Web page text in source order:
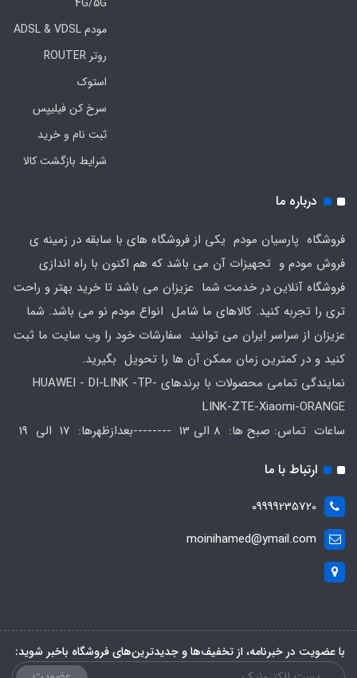
مودم ADSL & VDSL
روتر ROUTER
استوک
سرخ کن فیلیپس
ثبت نام و خرید
شرایط بازگشت کالا
درباره ما
فروشگاه پارسیان مودم یکی از فروشگاه های با سابقه در زمینه ی
فروش مودم و تجهیزات آن می باشد که هم اکنون با راه اندازی
فروشگاه آنلاین در خدمت شما عزیزان می باشد تا خرید بهتر و راحت
تری را تجربه کنید. کالاهای ما شامل انواع مودم نو می باشد. شما
عزیزان از سراسر ایران می توانید سفارشات خود را وب سایت ما ثبت
کنید و در کمترین زمان ممکن آن ها را تحویل بگیرید.
نمایندگی تمامی محصولات با برندهای HUAWEI - DI-LINK -TP-
LINK-ZTE-Xiaomi-ORANGE
ساعات تماس: صبح ها: 8 الی 13 --------بعدازظهرها: 17 الی 19
ارتباط با ما
09999235720
moinihamed@ymail.com
با عضویت در خبرنامه، از تخفیف‌ها و جدیدترین‌های فروشگاه باخبر شوید: